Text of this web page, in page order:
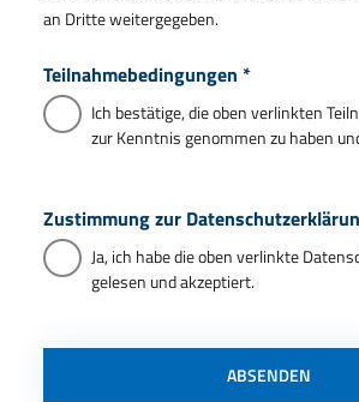
an Dritte weitergegeben.
Teilnahmebedingungen *
Ich bestätige, die oben verlinkten
zur Kenntnis genommen zu haben
Zustimmung zur
Ja, ich habe die oben verlinkte
gelesen und akzeptiert.
ABSENDEN